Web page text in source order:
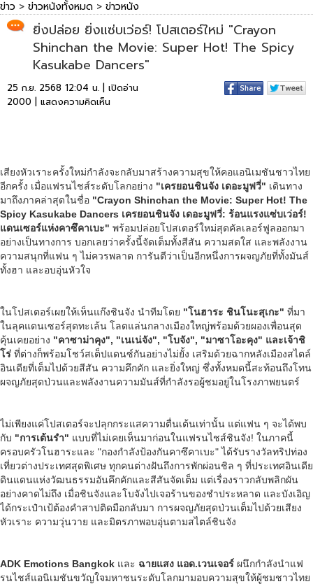
ข่าว > ข่าวหนังทั้งหมด > ข่าวหนัง
ยิ่งปล่อย ยิ่งแซ่บเว่อร์! โปสเตอร์ใหม่ "Crayon
Shinchan the Movie: Super Hot! The Spicy
Kasukabe Dancers"
25 ก.ย. 2568 12:04 น. | เปิดอ่าน
2000 | แสดงความคิดเห็น
เสียงหัวเราะครั้งใหม่กำลังจะกลับมาสร้างความสุขให้คอแอนิเมชันชาวไทย
อีกครั้ง เมื่อแฟรนไชส์ระดับโลกอย่าง "เครยอนชินจัง เดอะมูฟวี่" เดินทาง
มาถึงภาคล่าสุดในชื่อ "Crayon Shinchan the Movie: Super Hot! The
Spicy Kasukabe Dancers เครยอนชินจัง เดอะมูฟวี่: ร้อนแรงแซ่บเว่อร์!
แดนเซอร์แห่งคาซึคาเบะ" พร้อมปล่อยโปสเตอร์ใหม่สุดคัลเลอร์ฟูลออกมา
อย่างเป็นทางการ บอกเลยว่าครั้งนี้จัดเต็มทั้งสีสัน ความสดใส และพลังงาน
ความสนุกที่แฟน ๆ ไม่ควรพลาด การันตีว่าเป็นอีกหนึ่งการผจญภัยที่ทั้งมันส์
ทั้งฮา และอบอุ่นหัวใจ
ในโปสเตอร์เผยให้เห็นแก๊งชินจัง นำทีมโดย "โนฮาระ ชินโนะสุเกะ" ที่มา
ในลุคแดนเซอร์สุดทะเล้น โลดแล่นกลางเมืองใหญ่พร้อมด้วยผองเพื่อนสุด
คุ้นเคยอย่าง "คาซาม่าคุง", "เนเน่จัง", "โบจัง", "มาซาโอะคุง" และเจ้าชิ
โร่ ที่ต่างก็พร้อมโชว์สเต็ปแดนซ์กันอย่างไม่ยั้ง เสริมด้วยฉากหลังเมืองสไตล์
อินเดียที่เต็มไปด้วยสีสัน ความคึกคัก และยิ่งใหญ่ ซึ่งทั้งหมดนี้สะท้อนถึงโทน
ผจญภัยสุดป่วนและพลังงานความมันส์ที่กำลังรอผู้ชมอยู่ในโรงภาพยนตร์
ไม่เพียงแค่โปสเตอร์จะปลุกกระแสความตื่นเต้นเท่านั้น แต่แฟน ๆ จะได้พบ
กับ "การเต้นรำ" แบบที่ไม่เคยเห็นมาก่อนในแฟรนไชส์ชินจัง! ในภาคนี้
ครอบครัวโนฮาระและ "กองกำลังป้องกันคาซึคาเบะ" ได้รับรางวัลทริปท่อง
เที่ยวต่างประเทศสุดพิเศษ ทุกคนต่างฝันถึงการพักผ่อนชิล ๆ ที่ประเทศอินเดีย
ดินแดนแห่งวัฒนธรรมอันคึกคักและสีสันจัดเต็ม แต่เรื่องราวกลับพลิกผัน
อย่างคาดไม่ถึง เมื่อชินจังและโบจังไปเจอร้านของชำประหลาด และบังเอิญ
ได้กระเป๋าเป้ต้องคำสาปติดมือกลับมา การผจญภัยสุดป่วนเต็มไปด้วยเสียง
หัวเราะ ความวุ่นวาย และมิตรภาพอบอุ่นตามสไตล์ชินจัง
ADK Emotions Bangkok และ ฉายแสง แอด.เวนเจอร์ ผนึกกำลังนำแฟ
รนไชส์แอนิเมชันขวัญใจมหาชนระดับโลกมามอบความสุขให้ผู้ชมชาวไทย